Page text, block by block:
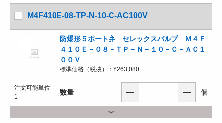
M4F410E-08-TP-N-10-C-AC100V
防爆形５ポート弁 セレックスバルブ Ｍ４Ｆ
４１０Ｅ－０８－ＴＰ－Ｎ－１０－Ｃ－ＡＣ１
００Ｖ
標準価格（税抜）： ¥263,080
注文可能単位
1
数量 個